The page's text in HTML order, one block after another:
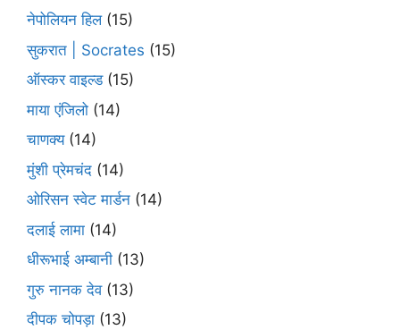
नेपोलियन हिल(15)
सुकरात | Socrates (15)
ऑस्कर वाइल्ड(15)
माया एंजिलो (14)
चाणक्य(14)
मुंशी प्रेमचंद (14)
ओरिसन स्‍वेट मार्डन (14)
दलाई लामा (14)
धीरूभाई अम्बानी (13)
गुरु नानक देव(13)
दीपक चोपड़ा (13)